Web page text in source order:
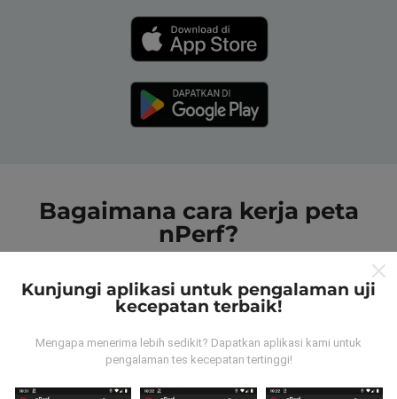
Bagaimana cara kerja peta
nPerf?
Dari mana data tersebut berasal?
Kunjungi aplikasi untuk pengalaman uji
kecepatan terbaik!
Mengapa menerima lebih sedikit? Dapatkan aplikasi kami untuk
pengalaman tes kecepatan tertinggi!